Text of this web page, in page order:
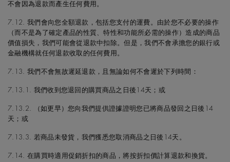
不會因為退款而產生任何費用。
7.12. 我們會向您全額退款，包括您支付的運費。由於您不必要的操作
（而不是為了確定產品的性質、特性和功能所必需的操作）造成的商品
價值損失，我們可能會從退款中扣除。但是，我們不會承擔您的銀行或
金融機構就任何退款收取的任何費用。
7.13. 我們不會無故遲延退款，且無論如何不會遲於下列時間：
7.13.1. 我們收到您退回的購買商品之日後14天；或
7.13.2. （如更早）您向我們提供證據證明您已將商品發回之日後14
天；或
7.13.3. 若商品未發貨，我們獲悉您取消商品之日後14天。
7.14. 在購買時適用促銷折扣的商品，將按折扣價計算退款和換貨。